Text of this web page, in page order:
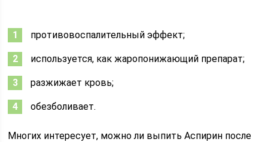
противовоспалительный эффект;
используется, как жаропонижающий препарат;
разжижает кровь;
обезболивает.
Многих интересует, можно ли выпить Аспирин после